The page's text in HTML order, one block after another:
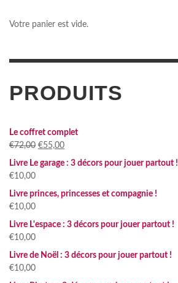
Votre panier est vide.
PRODUITS
Le coffret complet
€72,00 Le
€72,00.
€55,00Le
prix
€55,00.
Livre Le garage : 3 décors pour jouer partout !
€10,00
Livre princes, princesses et compagnie !
€10,00
Livre L'espace : 3 décors pour jouer partout !
€10,00
Livre de Noël : 3 décors pour jouer partout !
€10,00